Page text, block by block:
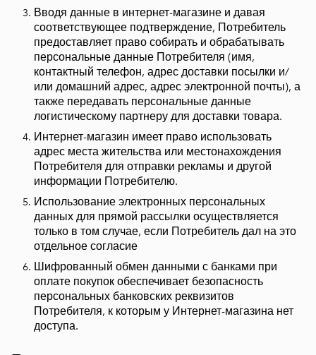
Вводя данные в интернет-магазине и давая
соответствующее подтверждение, Потребитель
предоставляет право собирать и обрабатывать
персональные данные Потребителя (имя,
контактный телефон, адрес доставки посылки и/
или домашний адрес, адрес электронной почты), а
также передавать персональные данные
логистическому партнеру для доставки товара.
Интернет-магазин имеет право использовать
адрес места жительства или местонахождения
Потребителя для отправки рекламы и другой
информации Потребителю.
Использование электронных персональных
данных для прямой рассылки осуществляется
только в том случае, если Потребитель дал на это
отдельное согласие
Шифрованный обмен данными с банками при
оплате покупок обеспечивает безопасность
персональных банковских реквизитов
Потребителя, к которым у Интернет-магазина нет
доступа.